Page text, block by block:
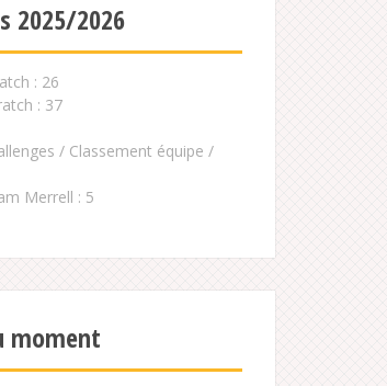
2025/2026
: 26
: 37
/ Classement équipe /
Merrell : 5
moment